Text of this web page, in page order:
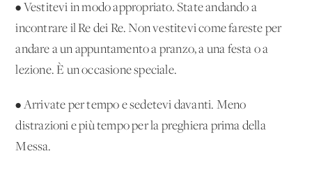
• Vestitevi in modo appropriato. State andando a
incontrare il Re dei Re. Non vestitevi come fareste per
andare a un appuntamento a pranzo, a una festa o a
lezione. È un'occasione speciale.
• Arrivate per tempo e sedetevi davanti. Meno
distrazioni e più tempo per la preghiera prima della
Messa.